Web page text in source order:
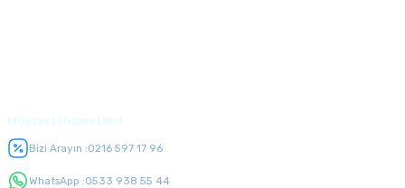
Bizi Arayın :0216 597 17 96
WhatsApp :0533 938 55 44